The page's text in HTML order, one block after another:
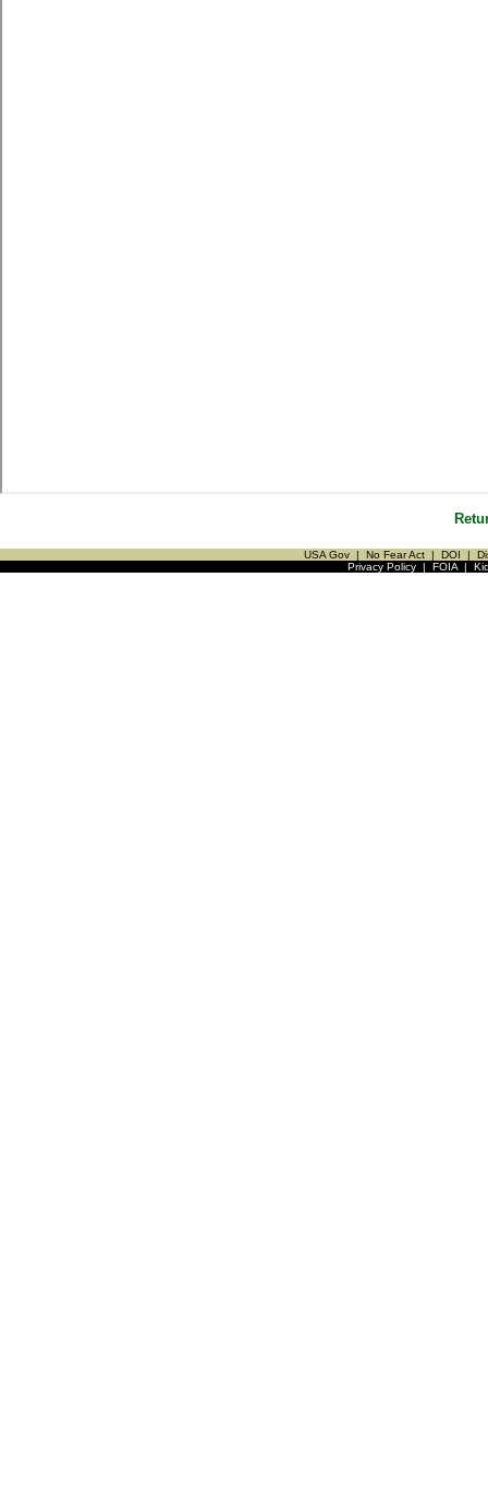
USA Gov | No Fear Act | DOI |
Privacy Policy| FOIA|